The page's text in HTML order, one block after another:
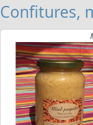
Confitures,